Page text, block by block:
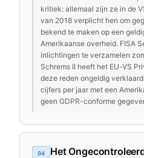
kritiek: allemaal zijn ze in de
van 2018 verplicht hen om
bekend te maken op een
Amerikaanse overheid. FISA
inlichtingen te verzamelen
Schrems II heeft het EU-VS
deze reden ongeldig
cijfers per jaar met een
geen GDPR-conforme
04
Het